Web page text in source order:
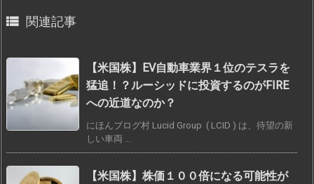
 関連記事
【米国株】EV自動車業界１位のテスラを
猛追！？ルーシッドに投資するのがFIRE
への近道なのか？
にほんブログ村 Lucid Group ( LCID ) は、待望の新
しい車両 ...
【米国株】株価１００倍になる可能性が